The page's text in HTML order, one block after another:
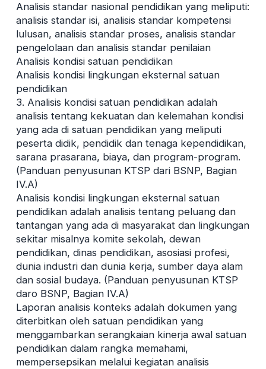
Analisis standar nasional pendidikan yang meliputi:
analisis standar isi, analisis standar kompetensi
lulusan, analisis standar proses, analisis standar
pengelolaan dan analisis standar penilaian
Analisis kondisi satuan pendidikan
Analisis kondisi lingkungan eksternal satuan
pendidikan
3. Analisis kondisi satuan pendidikan adalah
analisis tentang kekuatan dan kelemahan kondisi
yang ada di satuan pendidikan yang meliputi
peserta didik, pendidik dan tenaga kependidikan,
sarana prasarana, biaya, dan program-program.
(Panduan penyusunan KTSP dari BSNP, Bagian
IV.A)
Analisis kondisi lingkungan eksternal satuan
pendidikan adalah analisis tentang peluang dan
tantangan yang ada di masyarakat dan lingkungan
sekitar misalnya komite sekolah, dewan
pendidikan, dinas pendidikan, asosiasi profesi,
dunia industri dan dunia kerja, sumber daya alam
dan sosial budaya. (Panduan penyusunan KTSP
daro BSNP, Bagian IV.A)
Laporan analisis konteks adalah dokumen yang
diterbitkan oleh satuan pendidikan yang
menggambarkan serangkaian kinerja awal satuan
pendidikan dalam rangka memahami,
mempersepsikan melalui kegiatan analisis